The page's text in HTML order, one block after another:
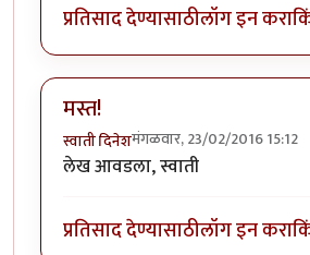
प्रतिसाद देण्यासाठीलॉग इन करा
मस्त!
स्वाती दिनेशमंगळवार, 23/02/2016 15:12
लेख आवडला, स्वाती
प्रतिसाद देण्यासाठीलॉग इन करा